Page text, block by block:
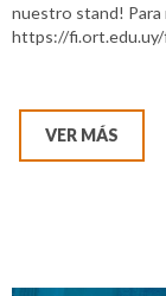
nuestro stand!
https://
VER MÁS